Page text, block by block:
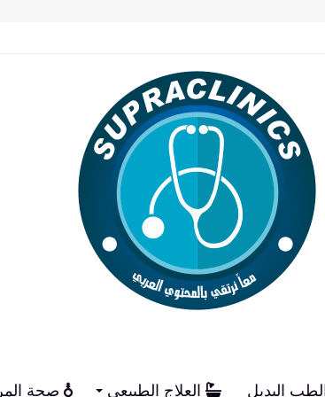
الطب البديل العلاج الطبيعي صحة